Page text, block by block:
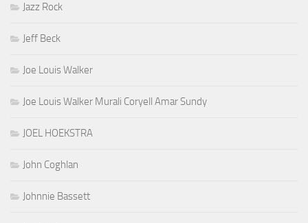
Jazz Rock
Jeff Beck
Joe Louis Walker
Joe Louis Walker Murali Coryell Amar Sundy
JOEL HOEKSTRA
John Coghlan
Johnnie Bassett